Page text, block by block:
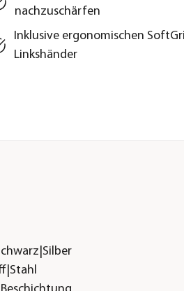
nachzuschärfen
Inklusive ergonomischen
Linkshänder